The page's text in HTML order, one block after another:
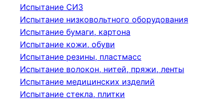
Испытание СИЗ
Испытание низковольтного оборудования
Испытание бумаги, картона
Испытание кожи, обуви
Испытание резины, пластмасс
Испытание волокон, нитей, пряжи, ленты
Испытание медицинских изделий
Испытание стекла, плитки